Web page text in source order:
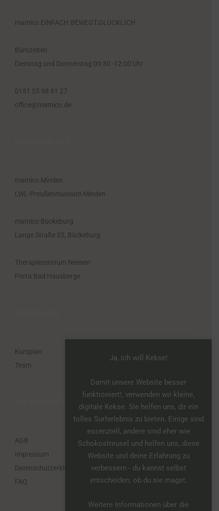
mamico EINFACH.BEWEGT.GLÜCKLICH
Bürozeiten
Dienstag und Donnerstag 09:30 -12:00 Uhr
0151 55 98 61 27
office@mamico.de
mamico Minden
LWL-Preußenmuseum Minden
mamico Bückeburg
Lange Straße 35, Bückeburg
Therapiezentrum Neesen
Porta Bad Hausberge
Kursplan
Team
INFORMATIONEN
AGB
Impressum
Datenschutzerklärung
FAQ
Ja, ich will Kekse!
Damit unsere Website besser
funktioniert!, verwenden wir kleine,
digitale Kekse. Sie helfen uns, dir ein
tolles Surferlebnis zu bieten. Einige sind
essenziell, andere sind eher wie
Schokostreusel und helfen uns, diese
Website und deine Erfahrung zu
verbessern - du kannst selbst
entscheiden, ob du sie magst.
Weitere Informationen über die